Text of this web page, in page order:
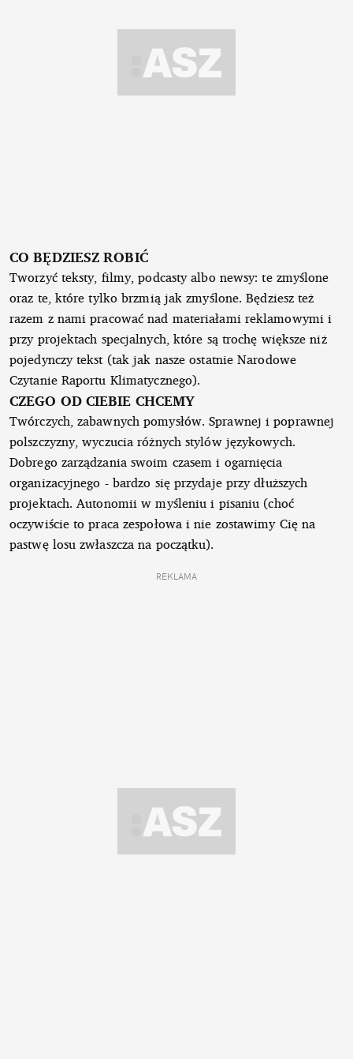
CO BĘDZIESZ ROBIĆ
Tworzyć teksty, filmy, podcasty albo newsy: te zmyślone
oraz te, które tylko brzmią jak zmyślone. Będziesz też
razem z nami pracować nad materiałami reklamowymi i
przy projektach specjalnych, które są trochę większe niż
pojedynczy tekst (tak jak nasze ostatnie Narodowe
Czytanie Raportu Klimatycznego).
CZEGO OD CIEBIE CHCEMY
Twórczych, zabawnych pomysłów. Sprawnej i poprawnej
polszczyzny, wyczucia różnych stylów językowych.
Dobrego zarządzania swoim czasem i ogarnięcia
organizacyjnego - bardzo się przydaje przy dłuższych
projektach. Autonomii w myśleniu i pisaniu (choć
oczywiście to praca zespołowa i nie zostawimy Cię na
pastwę losu zwłaszcza na początku).
REKLAMA